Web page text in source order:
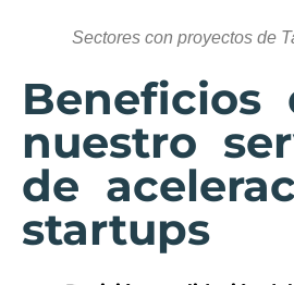
Sectores con proyectos de
Beneficios
nuestro
de
startups